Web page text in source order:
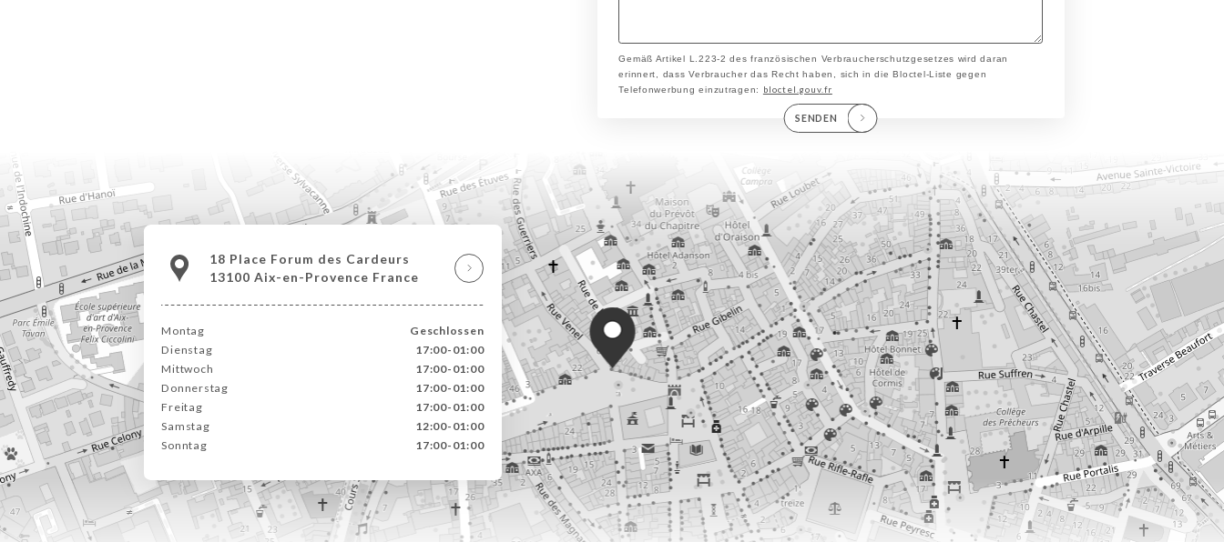
Gemäß Artikel L.223-2 des französischen Verbraucherschutzgesetzes wird daran
erinnert, dass Verbraucher das Recht haben, sich in die Bloctel-Liste gegen
Telefonwerbung einzutragen:
bloctel.gouv.fr
SENDEN
18 Place Forum des Cardeurs
13100 Aix-en-Provence France
Montag
Geschlossen
Dienstag
17:00-01:00
Mittwoch
17:00-01:00
Donnerstag
17:00-01:00
Freitag
17:00-01:00
Samstag
12:00-01:00
Sonntag
17:00-01:00